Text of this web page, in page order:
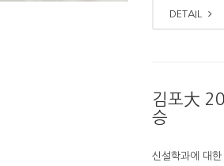
DETAIL
김포大
승
신설학과에 대